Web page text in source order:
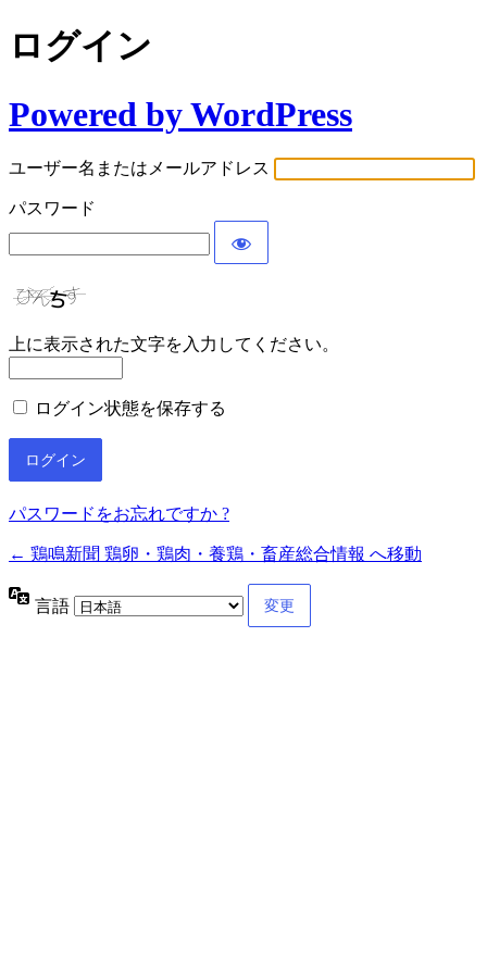
ログイン
Powered by WordPress
ユーザー名またはメールアドレス
パスワード
上に表示された文字を入力してください。
ログイン状態を保存する
パスワードをお忘れですか ?
← 鶏鳴新聞 鶏卵・鶏肉・養鶏・畜産総合情報 へ移動
言語